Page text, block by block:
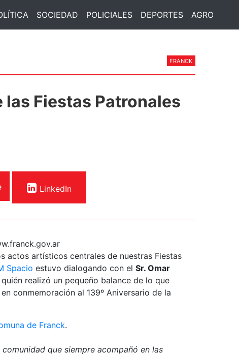
SOCIEDAD POLICIALES DEPORTES AGRO
FRANCK
las Fiestas Patronales
LinkedIn
actos artísticos centrales de nuestras Fiestas
Spacio estuvo dialogando con el Sr. Omar
realizó un pequeño balance de lo que
conmemoración al 139º Aniversario de la
de Franck.
que siempre acompañó en las